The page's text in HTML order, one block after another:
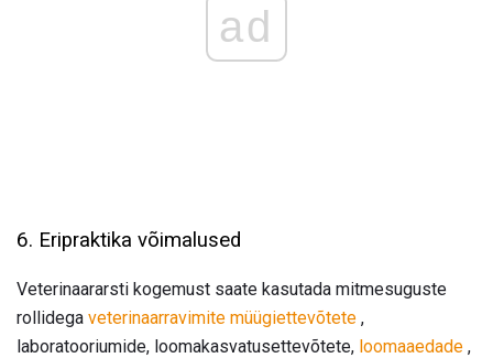
ad
6. Eripraktika võimalused
Veterinaararsti kogemust saate kasutada mitmesuguste
rollidega veterinaarravimite müügiettevõtete ,
laboratooriumide, loomakasvatusettevõtete, loomaaedade ,